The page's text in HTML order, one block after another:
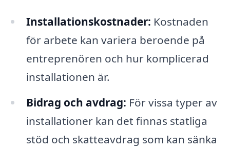
Installationskostnader: Kostnaden
för arbete kan variera beroende på
entreprenören och hur komplicerad
installationen är.
Bidrag och avdrag: För vissa typer av
installationer kan det finnas statliga
stöd och skatteavdrag som kan sänka